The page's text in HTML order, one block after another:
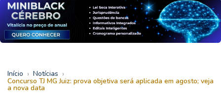
Início › Notícias ›
Concurso TJ MG Juiz: prova objetiva será aplicada em agosto; veja
a nova data